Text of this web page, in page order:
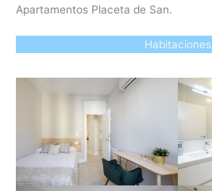
Apartamentos Placeta de San.
Habitaciones